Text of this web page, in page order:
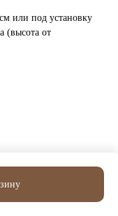
или под установку
(высота от